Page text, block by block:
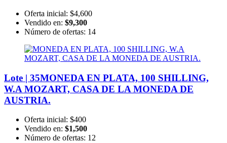
Oferta inicial: $4,600
Vendido en: $9,300
Número de ofertas: 14
Lote | 35MONEDA EN PLATA, 100 SHILLING,
W.A MOZART, CASA DE LA MONEDA DE
AUSTRIA.
Oferta inicial: $400
Vendido en: $1,500
Número de ofertas: 12